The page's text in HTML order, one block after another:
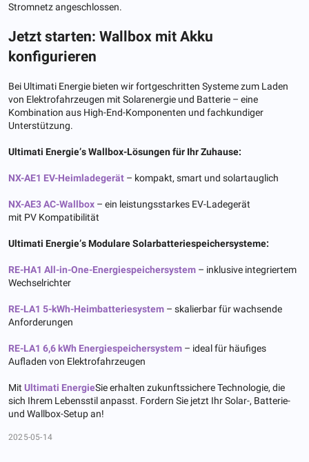
Stromnetz angeschlossen.
Jetzt starten: Wallbox mit Akku
konfigurieren
Bei Ultimati Energie bieten wir fortgeschritten Systeme zum Laden
von Elektrofahrzeugen mit Solarenergie und Batterie – eine
Kombination aus High-End-Komponenten und fachkundiger
Unterstützung.
Ultimati Energie’sWallbox-Lösungen für Ihr Zuhause:
NX-AE1 EV-Heimladegerät – kompakt, smart und solartauglich
NX-AE3 AC-Wallbox – ein leistungsstarkes EV-Ladegerät
mit PV Kompatibilität
Ultimati Energie’sModulare Solarbatteriespeichersysteme:
RE-HA1 All-in-One-Energiespeichersystem – inklusive integriertem
Wechselrichter
RE-LA1 5-kWh-Heimbatteriesystem – skalierbar für wachsende
Anforderungen
RE-LA1 6,6 kWh Energiespeichersystem – ideal für häufiges
Aufladen von Elektrofahrzeugen
Mit Ultimati EnergieSie erhalten zukunftssichere Technologie, die
sich Ihrem Lebensstil anpasst. Fordern Sie jetzt Ihr Solar-, Batterie-
und Wallbox-Setup an!
2025-05-14